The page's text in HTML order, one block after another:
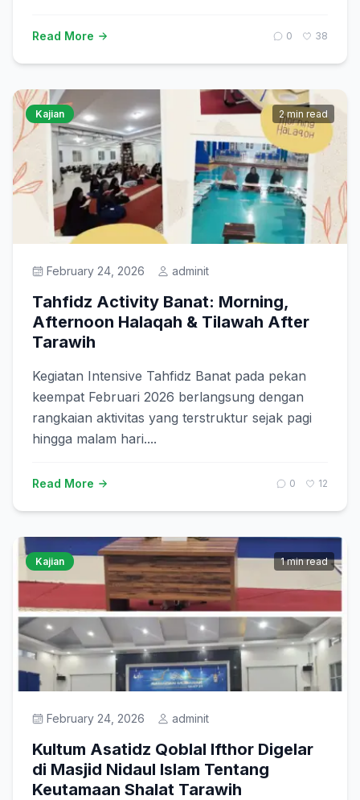
Read More 0 38
Kajian 2 min read
February 24, 2026 adminit
Tahfidz Activity Banat: Morning,
Afternoon Halaqah & Tilawah After
Tarawih
Kegiatan Intensive Tahfidz Banat pada pekan
keempat Februari 2026 berlangsung dengan
rangkaian aktivitas yang terstruktur sejak pagi
hingga malam hari....
Read More 0 12
Kajian 1 min read
February 24, 2026 adminit
Kultum Asatidz Qoblal Ifthor Digelar
di Masjid Nidaul Islam Tentang
Keutamaan Shalat Tarawih